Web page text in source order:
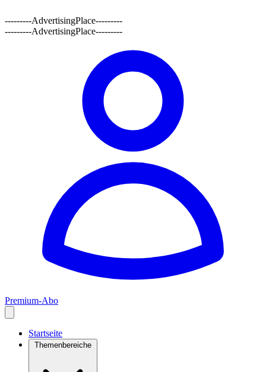
---------AdvertisingPlace---------
---------AdvertisingPlace---------
Premium-Abo
Startseite
Themenbereiche